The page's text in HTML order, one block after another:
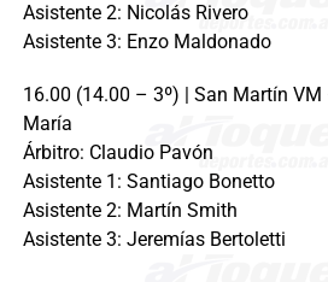
Asistente 2: Nicolás Rivero
Asistente 3: Enzo Maldonado
16.00 (14.00 – 3º) | San Martín
María
Árbitro: Claudio Pavón
Asistente 1: Santiago Bonetto
Asistente 2: Martín Smith
Asistente 3: Jeremías Bertoletti